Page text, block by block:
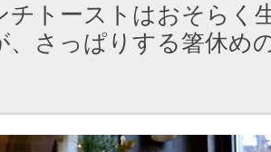
チトーストはおそらく
、さっぱりする箸休め